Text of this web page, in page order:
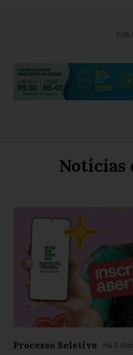
Notícias
Processo Seletivo Há 3 dias